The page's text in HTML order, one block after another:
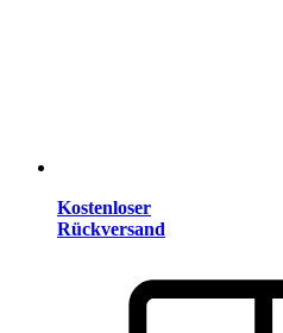
Kostenloser
Rückversand